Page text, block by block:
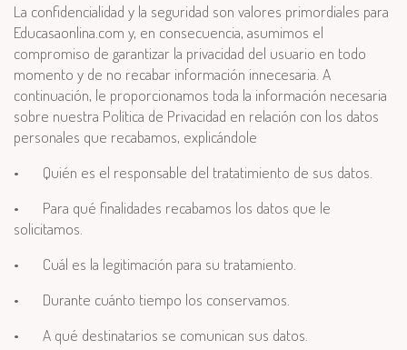
La confidencialidad y la seguridad son valores primordiales para
Educasaonlina.com y, en consecuencia, asumimos el
compromiso de garantizar la privacidad del usuario en todo
momento y de no recabar información innecesaria. A
continuación, le proporcionamos toda la información necesaria
sobre nuestra Política de Privacidad en relación con los datos
personales que recabamos, explicándole
•
Quién es el responsable del tratatimiento de sus datos.
•
Para qué finalidades recabamos los datos que le
solicitamos.
•
Cuál es la legitimación para su tratamiento.
•
Durante cuánto tiempo los conservamos.
•
A qué destinatarios se comunican sus datos.